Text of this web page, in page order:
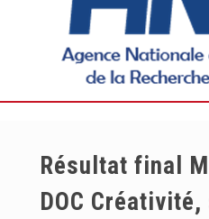
Résultat final
DOC